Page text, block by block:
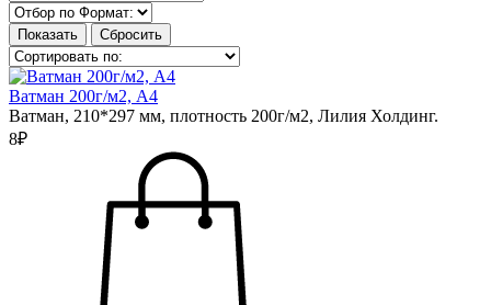
Ватман 200г/м2, А4
Ватман, 210*297 мм, плотность 200г/м2, Лилия Холдинг.
8₽